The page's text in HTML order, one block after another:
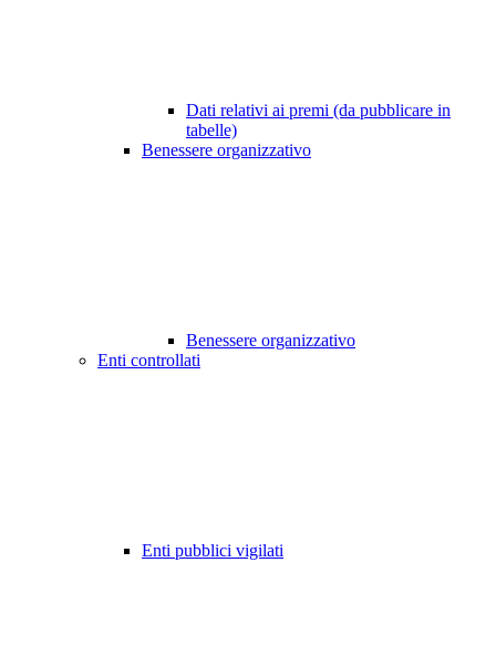
Dati relativi ai premi (da pubblicare in
tabelle)
Benessere organizzativo
Benessere organizzativo
Enti controllati
Enti pubblici vigilati